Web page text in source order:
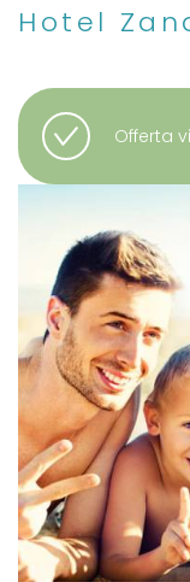
Hotel
Offerta